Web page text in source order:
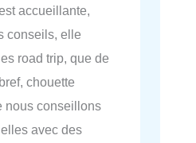
accueillante,
conseils, elle
road trip, que de
chouette
nous conseillons
avec des